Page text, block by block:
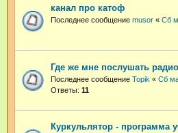
канал про катоф
Последнее сообщение musor « Сб
Где же мне послушать
Последнее сообщение Topik « Сб
Ответы: 11
Куркульлятор - программа